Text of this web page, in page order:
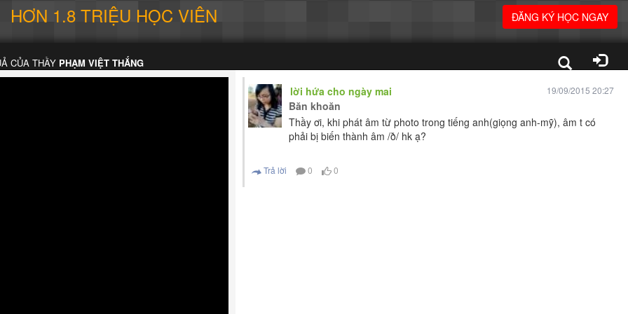
HƠN 1.8 TRIỆU HỌC VIÊN ĐĂNG KÝ HỌC NGAY
CỦA THẦY PHẠM VIỆT THẮNG
lời hứa cho ngày mai 19/09/2015 20:27
Băn khoăn
Thầy ơi, khi phát âm từ photo trong tiếng anh(giọng anh-mỹ), âm t có
phải bị biến thành âm /ð/ hk ạ?
Trả lời 0 0